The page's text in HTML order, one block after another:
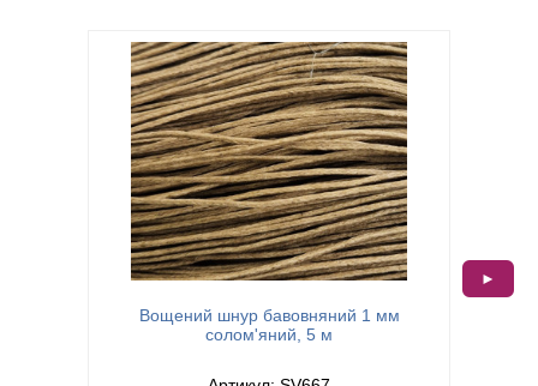
Вощений шнур бавовняний 1 мм
солом'яний, 5 м
►